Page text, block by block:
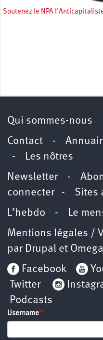
Soutenez le NPA
Qui sommes-nous
Contact -
-
Les nôtres
Newsletter-
connecter- Sites
L’hebdo -
Le
Mentions légales /
par Drupal et Omega
Facebook
Twitter
Podcasts
Username